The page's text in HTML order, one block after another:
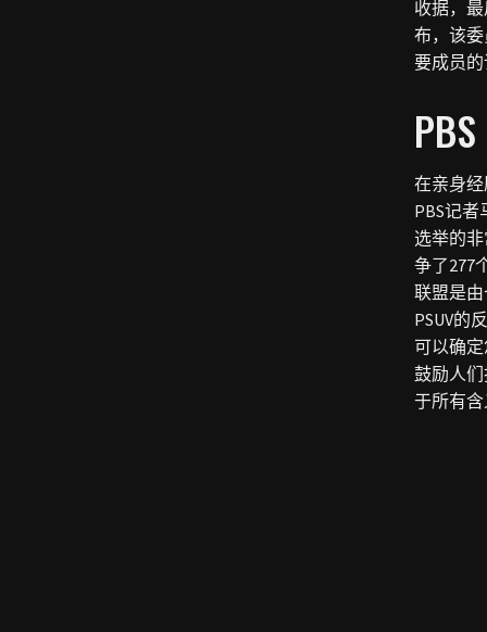
收据，
布，该
要成员
在亲身
PBS记
选举的
争了277
联盟是
PSUV的
可以确
鼓励人
于所有